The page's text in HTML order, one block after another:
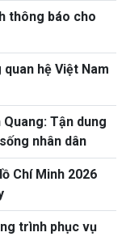
thông báo cho
hệ Việt Nam
Tận dung
nhân dân
Chí Minh 2026
trình phục vụ